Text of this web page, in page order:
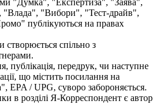
"Думка", "Експертиза", "Заява",
"Влада", "Вибори", "Тест-драйв",
публікуються на правах
створюється спільно з
публікація, передрук, чи наступне
що містить посилання на
EPA / UPG, суворо забороняється.
в розділі Я-Корреспондент є автор